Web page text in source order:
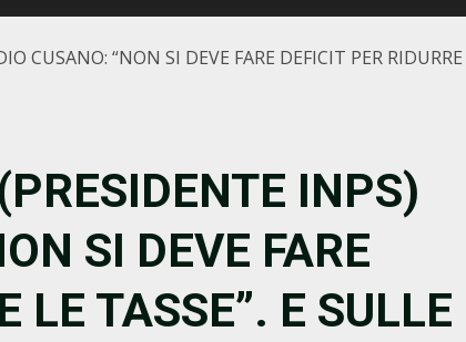
CUSANO: “NON SI DEVE FARE DEFICIT PER
INPS)
SI DEVE FARE
LE TASSE”. E SULLE